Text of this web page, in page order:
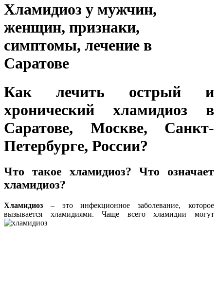
Хламидиоз у мужчин,
женщин, признаки,
симптомы, лечение в
Саратове
Как лечить острый и
хронический хламидиоз в
Саратове, Москве, Санкт-
Петербурге, России?
Что такое хламидиоз? Что означает
хламидиоз?
Хламидиоз – это инфекционное заболевание, которое
вызывается хламидиями. Чаще всего хламидии могут